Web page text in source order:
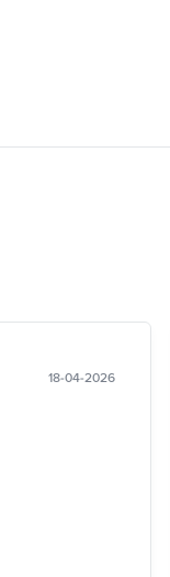
18-04-2026